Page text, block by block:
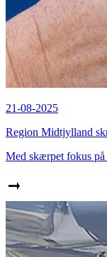
21-08-2025
Region Midtjylland
Med skærpet fokus